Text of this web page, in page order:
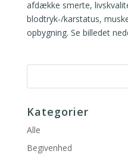
afdække smerte,
blodtryk-/karstatus,
opbygning. Se billedet
Kategorier
Alle
Begivenhed